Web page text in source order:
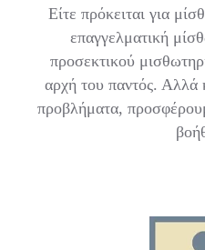
Είτε πρόκειται για
επαγγελματική
προσεκτικού
αρχή του παντός. Αλλά
προβλήματα,